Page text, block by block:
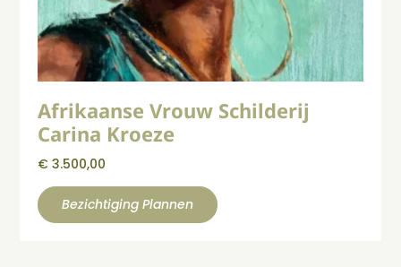
Afrikaanse Vrouw Schilderij
Carina Kroeze
€ 3.500,00
Bezichtiging Plannen